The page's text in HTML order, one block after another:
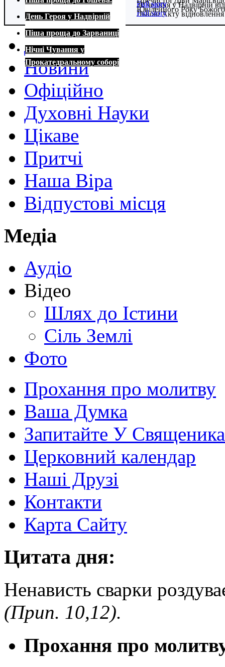
День Героя у Надвірній
Піша проща до Зарваниці
Нічні Чування у
Прокатедральному соборі
30 червня у Надвірній
Львові Акту
Full story
Full story
Full story
Ювілейного Року
Full story
Домівка
Новини
Офіційно
Духовні Науки
Цікаве
Притчі
Наша Віра
Відпустові місця
Медіа
Аудіо
Відео
Шлях до Істини
Сіль Землі
Фото
Прохання про молитву
Ваша Думка
Запитайте У Священика
Церковний календар
Наші Друзі
Контакти
Карта Сайту
Цитата дня:
Ненависть сварки
(Прип. 10,12).
Прохання про